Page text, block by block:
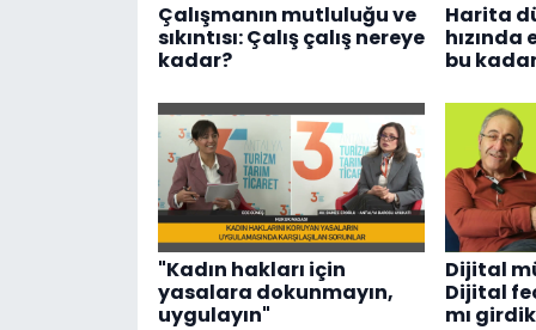
Çalışmanın mutluluğu ve
sıkıntısı: Çalış çalış nereye
kadar?
Harita
bu
"Kadın hakları için
yasalara dokunmayın,
uygulayın"
Dijital
Dijital
mı